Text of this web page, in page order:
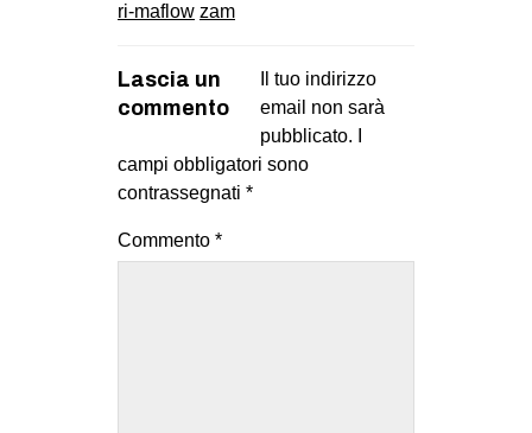
ri-maflow zam
Lascia un
commento
Il tuo indirizzo
email non sarà
pubblicato.
campi obbligatori sono
contrassegnati *
Commento *